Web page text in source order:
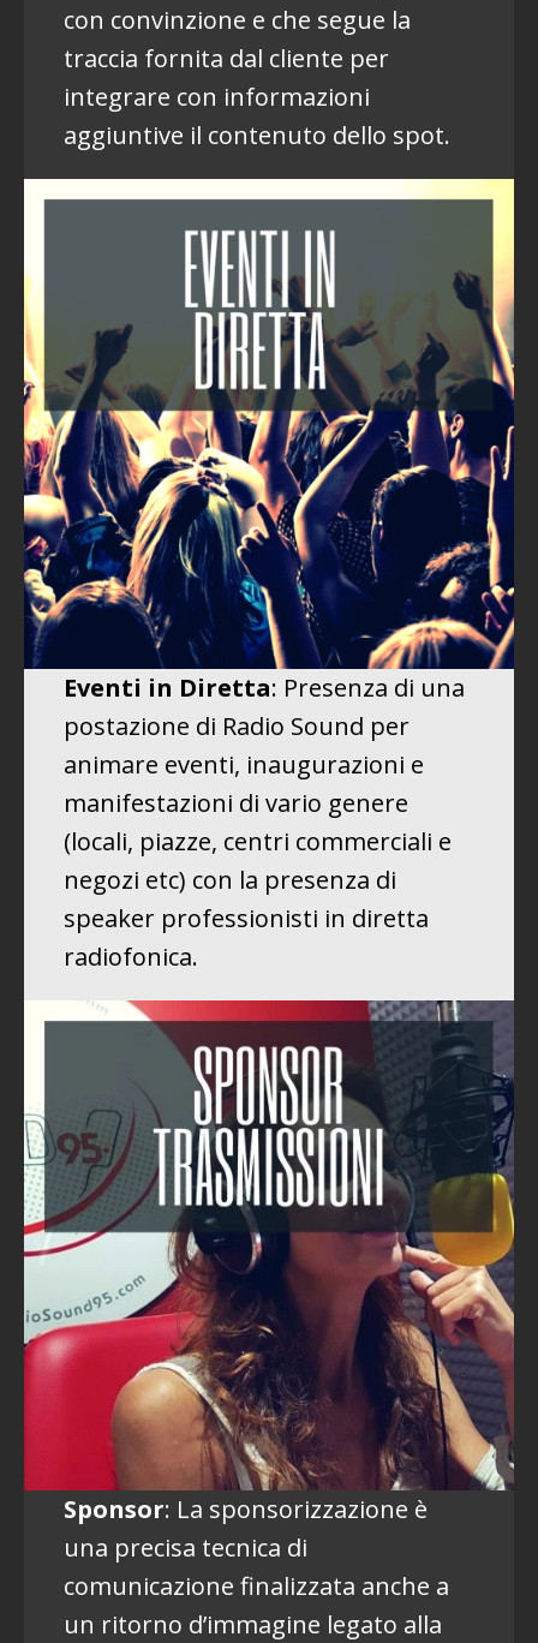
con convinzione e che segue la
traccia fornita dal cliente per
integrare con informazioni
aggiuntive il contenuto dello spot.
Eventi in Diretta: Presenza di una
postazione di Radio Sound per
animare eventi, inaugurazioni e
manifestazioni di vario genere
(locali, piazze, centri commerciali e
negozi etc) con la presenza di
speaker professionisti in diretta
radiofonica.
Sponsor: La sponsorizzazione è
una precisa tecnica di
comunicazione finalizzata anche a
un ritorno d’immagine legato alla